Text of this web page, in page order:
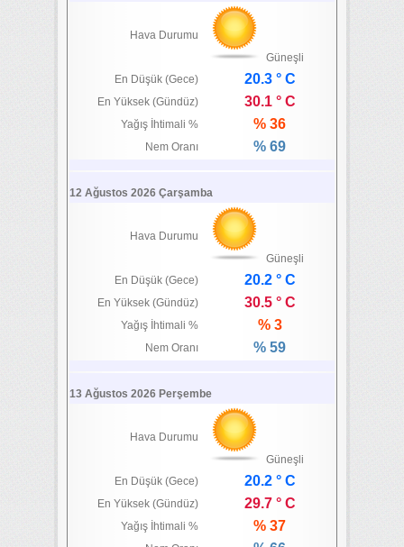
Hava Durumu
Güneşli
En Düşük (Gece)
20.3 ° C
En Yüksek (Gündüz) 30.1 ° C
Yağış İhtimali % % 36
Nem Oranı % 69
12 Ağustos 2026 Çarşamba
Hava Durumu
Güneşli
En Düşük (Gece)
20.2 ° C
En Yüksek (Gündüz) 30.5 ° C
Yağış İhtimali % % 3
Nem Oranı % 59
13 Ağustos 2026 Perşembe
Hava Durumu
Güneşli
En Düşük (Gece)
20.2 ° C
En Yüksek (Gündüz) 29.7 ° C
Yağış İhtimali % % 37